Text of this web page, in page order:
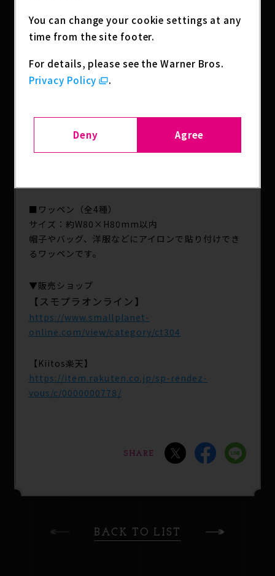
■ショッピングバッグ（全1種）
サイズ：約W53×H44cm
毎日の買い物やお出かけに大活躍する大容量サイ
ズ。
使わないときはくるくる畳んで、ポケットにすっき
りと収納できるので、持ち運びにも便利です。
■Tシャツ（全4種）
サイズ：L/XL
■ワッペン（全4種）
サイズ：約W80×H80mm以内
帽子やバッグ、洋服などにアイロンで貼り付けでき
るワッペンです。
▼販売ショップ
【スモプラオンライン】
https://www.smallplanet-
online.com/view/category/ct304
【Kiitos楽天】
https://item.rakuten.co.jp/sp-rendez-
vous/c/0000000778/
SHARE
BACK TO LIST
You can change your cookie settings at any
time from the site footer.
For details, please see the Warner Bros.
Privacy Policy
.
Deny Agree